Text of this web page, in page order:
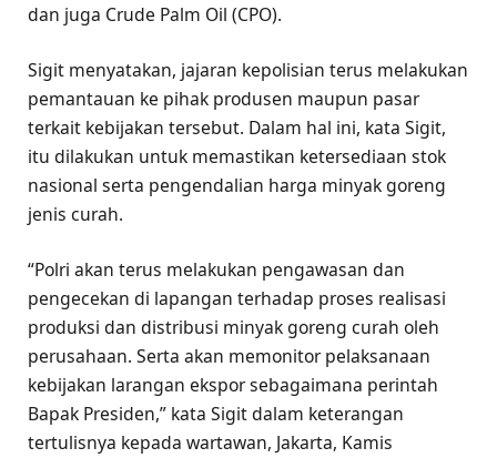
dan juga Crude Palm Oil (CPO).
Sigit menyatakan, jajaran kepolisian terus melakukan
pemantauan ke pihak produsen maupun pasar
terkait kebijakan tersebut. Dalam hal ini, kata Sigit,
itu dilakukan untuk memastikan ketersediaan stok
nasional serta pengendalian harga minyak goreng
jenis curah.
“Polri akan terus melakukan pengawasan dan
pengecekan di lapangan terhadap proses realisasi
produksi dan distribusi minyak goreng curah oleh
perusahaan. Serta akan memonitor pelaksanaan
kebijakan larangan ekspor sebagaimana perintah
Bapak Presiden,” kata Sigit dalam keterangan
tertulisnya kepada wartawan, Jakarta, Kamis